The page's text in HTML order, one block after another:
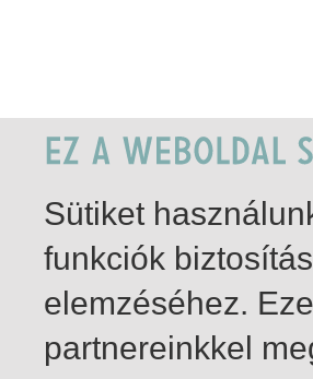
Sütiket
funkciók
elemzéséhez.
partnereinkkel